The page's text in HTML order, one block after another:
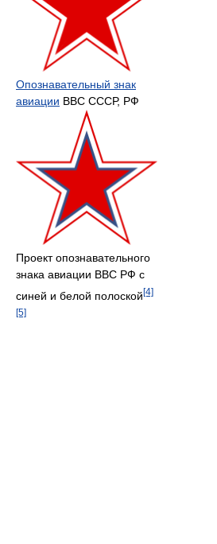
Опознавательный знак
авиации ВВС СССР, РФ
Проект опознавательного
знака авиации ВВС РФ с
синей и белой полоской[4]
[5]